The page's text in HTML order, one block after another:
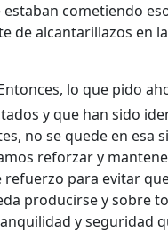
cometiendo
de alcantarillazos en
lo que pido
y que han sido
no se quede en esa
reforzar y
refuerzo para evitar
producirse y sobre
y seguridad